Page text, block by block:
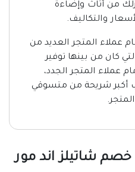
من أثاث وإضاءة
والتكاليف.
عملاء المتجر العديد من
كان من بينها توفير
عملاء المتجر الجدد،
أكبر شريحة من متسوقي
شاتيلز اند مور